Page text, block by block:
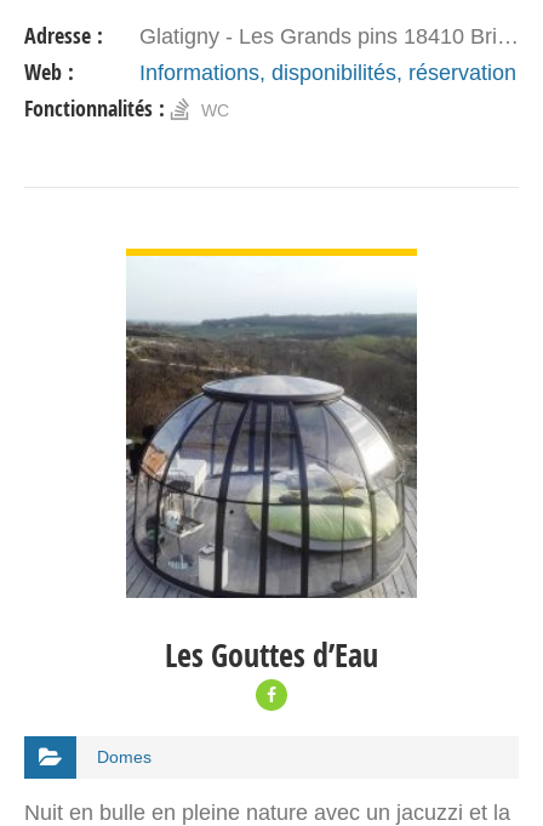
Adresse : Glatigny - Les Grands pins 18410 Brinon sur sauldre
Web : Informations, disponibilités, réservation
Fonctionnalités : WC
Les Gouttes d’Eau
Domes
Nuit en bulle en pleine nature avec un jacuzzi et la